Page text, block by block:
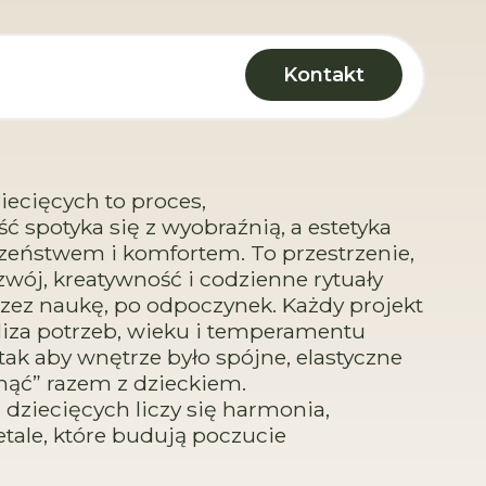
Kontakt
to proces,
spotyka się z wyobraźnią, a estetyka
i komfortem. To przestrzenie,
kreatywność i codzienne rytuały
naukę, po odpoczynek. Każdy projekt
potrzeb, wieku i temperamentu
aby wnętrze było spójne, elastyczne
razem z dzieckiem.
liczy się harmonia,
które budują poczucie